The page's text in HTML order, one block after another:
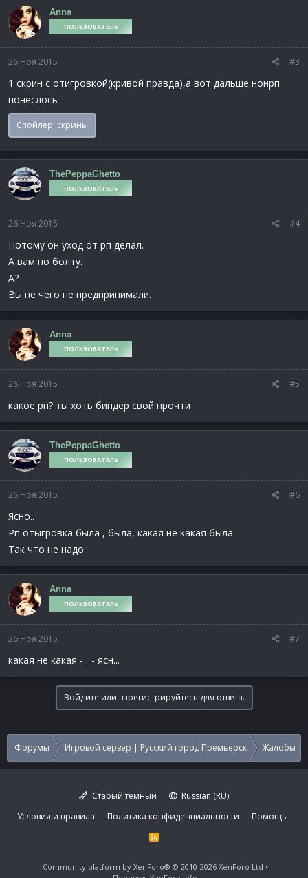
Anna
ПОЛЬЗОВАТЕЛЬ
26 Ноя 2015 #3
1 скрин с отигровкой(кривой правда),а вот дальше нонрп
понеслось
Спойлер: скрины
ThePeppaGhetto
ПОЛЬЗОВАТЕЛЬ
26 Ноя 2015 #4
Потому он уход от рп делал.
А вам по болту.
А?
Вы не чего не предпринимали.
Anna
ПОЛЬЗОВАТЕЛЬ
26 Ноя 2015 #5
какое рп? ты хоть биндер свой прочти
ThePeppaGhetto
ПОЛЬЗОВАТЕЛЬ
26 Ноя 2015 #6
Ясно..
Рп отыгровка была , была, какая не какая была.
Так что не надо.
Anna
ПОЛЬЗОВАТЕЛЬ
26 Ноя 2015 #7
какая не какая -__- ясн...
Войдите или зарегистрируйтесь для ответа.
Форумы Игровой сервер | Русский город Премьерск Жалобы |
Старый тёмный
Russian (RU)
Условия и правила
Политика конфиденциальности Помощь
R
Community platform by XenForo® © 2010-2026 XenForo Ltd